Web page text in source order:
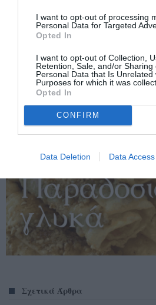
I want to opt-out of processing
Personal Data for Targeted
Opted In
I want to opt-out of Collection,
Retention, Sale, and/or Sharing
Personal Data that Is Unrelated
Purposes for which it was
Opted In
CONFIRM
Data Deletion Data Access
Σχετικά Άρθρα